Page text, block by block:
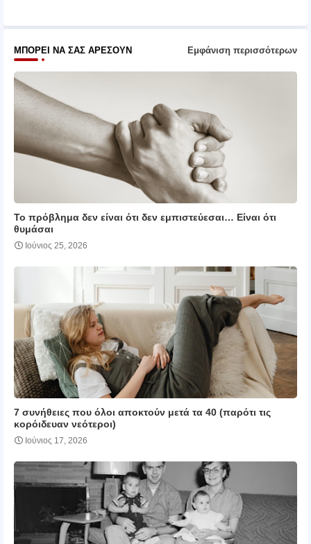
ΜΠΟΡΕΊ ΝΑ ΣΑΣ ΑΡΈΣΟΥΝ Εμφάνιση περισσότερων
Το πρόβλημα δεν είναι ότι δεν εμπιστεύεσαι… Είναι ότι
θυμάσαι
Ιούνιος 25, 2026
7 συνήθειες που όλοι αποκτούν μετά τα 40 (παρότι τις
κορόιδευαν νεότεροι)
Ιούνιος 17, 2026